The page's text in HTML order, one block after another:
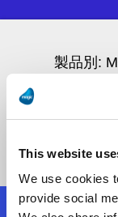
This website
We use cookies
provide social